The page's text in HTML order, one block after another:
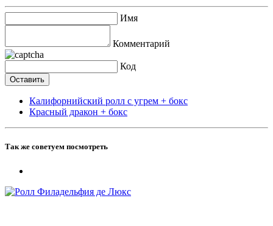
Имя
Комментарий
Код
Калифорнийский ролл с угрем + бокс
Красный дракон + бокс
Так же советуем посмотреть